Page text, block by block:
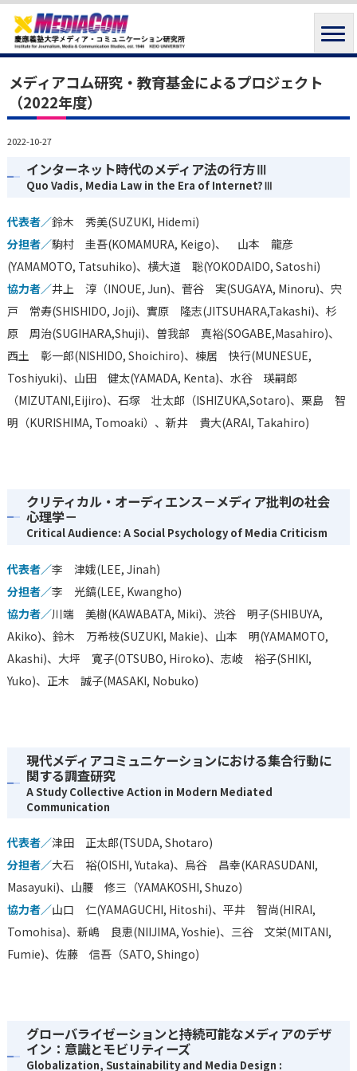
メディアコム研究・教育基金によるプロジェクト
（2022年度）
2022-10-27
インターネット時代のメディア法の行方Ⅲ
Quo Vadis, Media Law in the Era of Internet?Ⅲ
代表者／鈴木 秀美(SUZUKI, Hidemi)
分担者／駒村 圭吾(KOMAMURA, Keigo)、 山本 龍彦
(YAMAMOTO, Tatsuhiko)、横大道 聡(YOKODAIDO, Satoshi)
協力者／井上 淳（INOUE, Jun)、菅谷 実(SUGAYA, Minoru)、宍
戸 常寿(SHISHIDO, Joji)、實原 隆志(JITSUHARA,Takashi)、杉
原 周治(SUGIHARA,Shuji)、曽我部 真裕(SOGABE,Masahiro)、
西土 彰一郎(NISHIDO, Shoichiro)、棟居 快行(MUNESUE,
Toshiyuki)、山田 健太(YAMADA, Kenta)、水谷 瑛嗣郎
（MIZUTANI,Eijiro)、石塚 壮太郎（ISHIZUKA,Sotaro)、栗島 智
明（KURISHIMA, Tomoaki）、新井 貴大(ARAI, Takahiro)
クリティカル・オーディエンス－メディア批判の社会
心理学－
Critical Audience: A Social Psychology of Media Criticism
代表者／李 津娥(LEE, Jinah)
分担者／李 光鎬(LEE, Kwangho)
協力者／川端 美樹(KAWABATA, Miki)、渋谷 明子(SHIBUYA,
Akiko)、鈴木 万希枝(SUZUKI, Makie)、山本 明(YAMAMOTO,
Akashi)、大坪 寛子(OTSUBO, Hiroko)、志岐 裕子(SHIKI,
Yuko)、正木 誠子(MASAKI, Nobuko)
現代メディアコミュニケーションにおける集合行動に
関する調査研究
A Study Collective Action in Modern Mediated
Communication
代表者／津田 正太郎(TSUDA, Shotaro)
分担者／大石 裕(OISHI, Yutaka)、烏谷 昌幸(KARASUDANI,
Masayuki)、山腰 修三（YAMAKOSHI, Shuzo)
協力者／山口 仁(YAMAGUCHI, Hitoshi)、平井 智尚(HIRAI,
Tomohisa)、新嶋 良恵(NIIJIMA, Yoshie)、三谷 文栄(MITANI,
Fumie)、佐藤 信吾（SATO, Shingo)
グローバライゼーションと持続可能なメディアのデザ
イン：意識とモビリティーズ
Globalization, Sustainability and Media Design :